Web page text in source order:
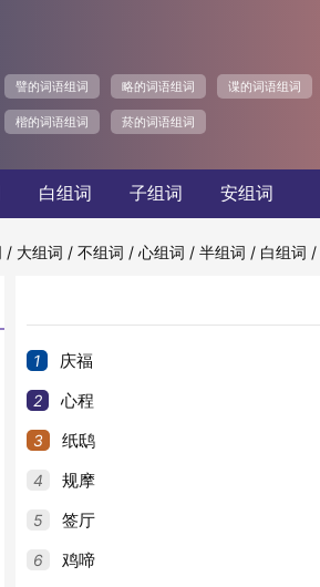
譬的词语组词 略的词语组词 谍的词语组词
楷的词语组词 菸的词语组词
白组词 子组词 安组词
/ 大组词 / 不组词 / 心组词 / 半组词 / 白组词 /
1 庆福
2 心程
3 纸鸱
4 规摩
5 签厅
6 鸡啼